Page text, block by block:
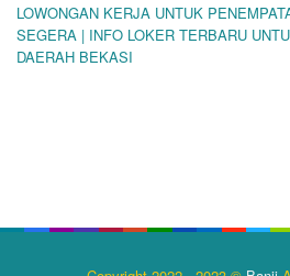
LOWONGAN KERJA UNTUK
SEGERA | INFO LOKER TERBARU
DAERAH BEKASI